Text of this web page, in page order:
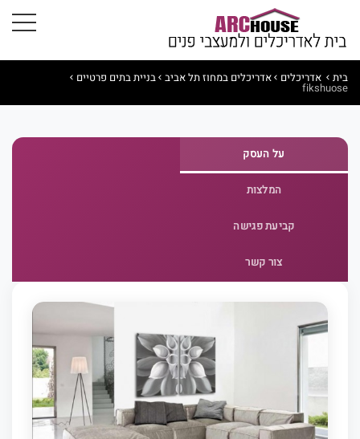
בית אדריכלים אדריכלים במחוז תל אביב בניית בתים פרטיים
fikshuose
על העסק
המלצות
קביעת פגישה
צור קשר